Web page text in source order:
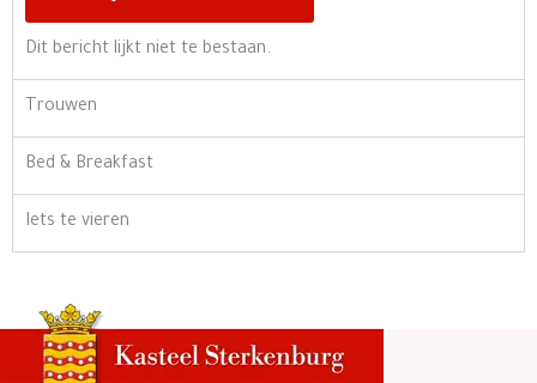
Dit bericht lijkt niet te bestaan.
Trouwen
Bed & Breakfast
Iets te vieren